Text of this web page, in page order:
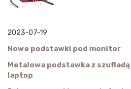
2023-07-19
Nowe podstawki pod monitor
Metalowa podstawka z
laptop